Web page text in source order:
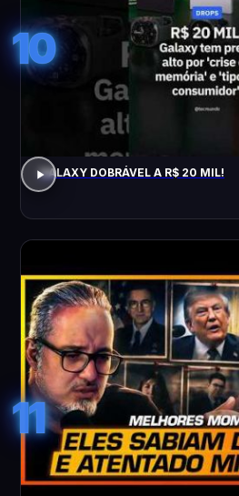
10
GALAXY DOBRÁVEL A R$ 20 MIL!
11